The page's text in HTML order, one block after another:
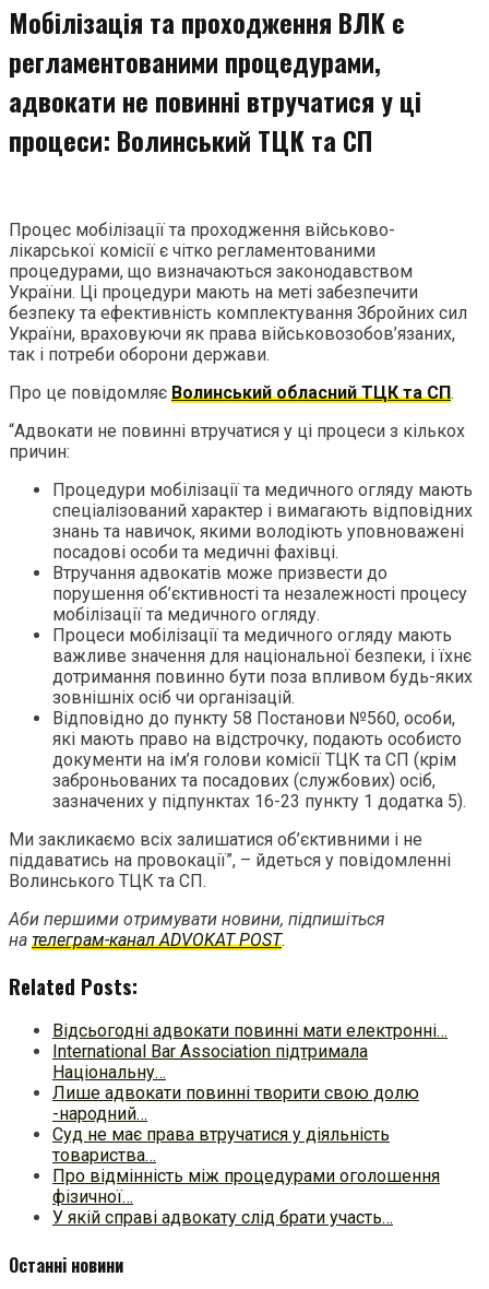
Мобілізація та проходження ВЛК є
регламентованими процедурами,
адвокати не повинні втручатися у ці
процеси: Волинський ТЦК та СП
Процес мобілізації та проходження військово-
лікарської комісії є чітко регламентованими
процедурами, що визначаються законодавством
України. Ці процедури мають на меті забезпечити
безпеку та ефективність комплектування Збройних сил
України, враховуючи як права військовозобов’язаних,
так і потреби оборони держави.
Про це повідомляє Волинський обласний ТЦК та СП.
“Адвокати не повинні втручатися у ці процеси з кількох
причин:
Процедури мобілізації та медичного огляду мають
спеціалізований характер і вимагають відповідних
знань та навичок, якими володіють уповноважені
посадові особи та медичні фахівці.
Втручання адвокатів може призвести до
порушення об’єктивності та незалежності процесу
мобілізації та медичного огляду.
Процеси мобілізації та медичного огляду мають
важливе значення для національної безпеки, і їхнє
дотримання повинно бути поза впливом будь-яких
зовнішніх осіб чи організацій.
Відповідно до пункту 58 Постанови №560, особи,
які мають право на відстрочку, подають особисто
документи на ім’я голови комісії ТЦК та СП (крім
заброньованих та посадових (службових) осіб,
зазначених у підпунктах 16-23 пункту 1 додатка 5).
Ми закликаємо всіх залишатися об’єктивними і не
піддаватись на провокації”, – йдеться у повідомленні
Волинського ТЦК та СП.
Аби першими отримувати новини, підпишіться
на телеграм-канал ADVOKAT POST.
Related Posts:
Відсьогодні адвокати повинні мати електронні…
International Bar Association підтримала
Національну…
Лише адвокати повинні творити свою долю
-народний…
Cуд не має права втручатися у діяльність
товариства…
Про відмінність між процедурами оголошення
фізичної…
У якій справі адвокату слід брати участь…
Останні новини